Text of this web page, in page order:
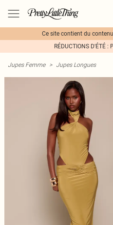
Ce site contient du
RÉDUCTIONS D'ÉTÉ :
Jupes Femme > Jupes Longues